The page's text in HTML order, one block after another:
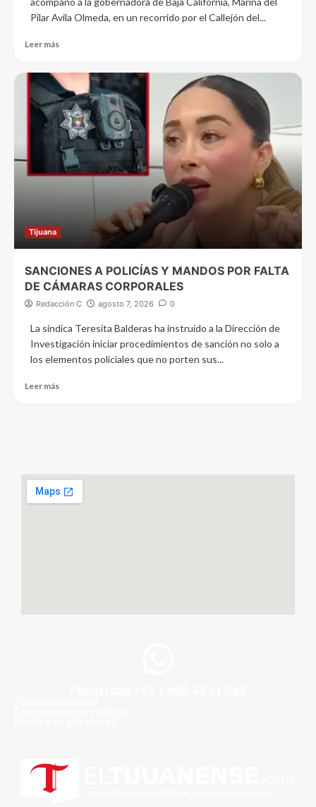
Pilar Avila Olmeda, en un recorrido por el Callejón del...
Leer más
Tijuana
SANCIONES A POLICÍAS Y MANDOS POR FALTA
DE CÁMARAS CORPORALES
Redacción C agosto 7, 2026 0
La síndica Teresita Balderas ha instruido a la Dirección de
Investigación iniciar procedimientos de sanción no solo a
los elementos policiales que no porten sus...
Leer más